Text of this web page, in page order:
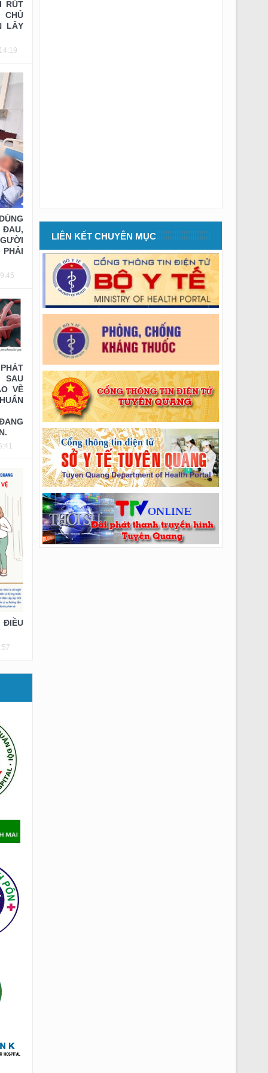
RÚT
LÂY
SAU
VỀ
ĐIỀU
Kế hoạch số: 123/KH-BV ngày 21/07/2026 của
V/v Tổ chức các khóa cập nhật kiến thức Y
khoa liên tục Quý III năm 2026
Thông báo số: 255/TMBG-BVĐK ngày
20/07/2026 của V/v V/v Mời chào giá sửa chữa
điều hòa TT khoa Phụ sản và Nội tổng hợp
LIÊN KẾT CHUYÊN MỤC